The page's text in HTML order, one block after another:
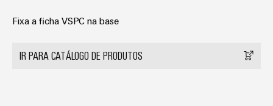
Fixa a ficha VSPC na base
IR PARA CATÁLOGO DE PRODUTOS